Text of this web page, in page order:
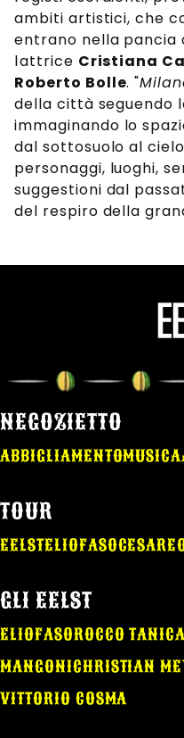
ambiti artistici, che
entrano nella pancia
lattrice Cristiana
Roberto Bolle. "
della città seguendo
immaginando lo
dal sottosuolo al
personaggi, luoghi,
suggestioni dal
del respiro della
NEGOZIETTO
ABBIGLIAMENTOMUSICA
TOUR
EELSTELIOFASO
GLI EELST
ELIOFASOROCCO
MANGONICHRISTIAN
VITTORIO COSMA